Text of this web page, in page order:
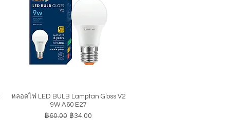
ดูข้อมูลด่วน
หลอดไฟ LED BULB Lamptan Gloss V2
9W A60 E27
ราคาปกติ
฿60.00 ราคาขายลด
฿34.00